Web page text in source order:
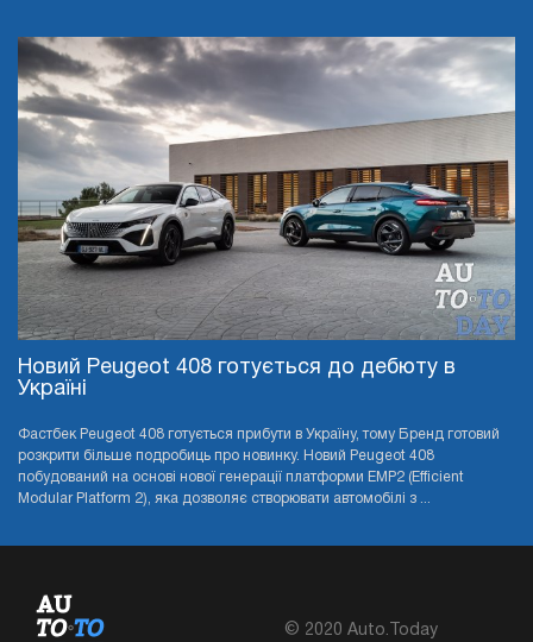
Новий Peugeot 408 готується до дебюту в
Україні
Фастбек Peugeot 408 готується прибути в Україну, тому Бренд готовий
розкрити більше подробиць про новинку. Новий Peugeot 408
побудований на основі нової генерації платформи EMP2 (Efficient
Modular Platform 2), яка дозволяє створювати автомобілі з ...
© 2020 Auto.Today